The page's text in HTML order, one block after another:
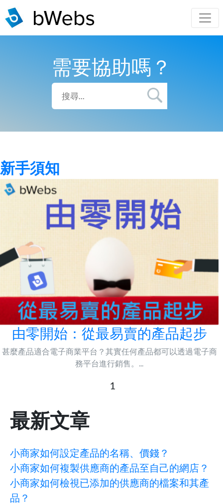
需要協助嗎？
新手須知
由零開始：從最易賣的產品起步
甚麼產品適合電子商業平台？其實任何產品都可以透過電子商
務平台進行銷售。...
1
最新文章
小商家如何設定產品的名稱、價錢？
小商家如何複製供應商的產品至自己的網店？
小商家如何檢視已添加的供應商的檔案和其產
品？